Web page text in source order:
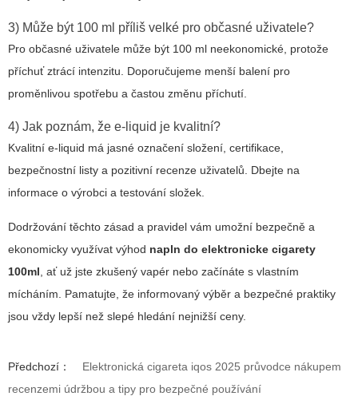
3) Může být 100 ml příliš velké pro občasné uživatele?
Pro občasné uživatele může být 100 ml neekonomické, protože
příchuť ztrácí intenzitu. Doporučujeme menší balení pro
proměnlivou spotřebu a častou změnu příchutí.
4) Jak poznám, že e-liquid je kvalitní?
Kvalitní e-liquid má jasné označení složení, certifikace,
bezpečnostní listy a pozitivní recenze uživatelů. Dbejte na
informace o výrobci a testování složek.
Dodržování těchto zásad a pravidel vám umožní bezpečně a
ekonomicky využívat výhod napln do elektronicke cigarety
100ml , ať už jste zkušený vapér nebo začínáte s vlastním
mícháním. Pamatujte, že informovaný výběr a bezpečné praktiky
jsou vždy lepší než slepé hledání nejnižší ceny.
Předchozí：
Elektronická cigareta iqos 2025 průvodce nákupem
recenzemi údržbou a tipy pro bezpečné používání